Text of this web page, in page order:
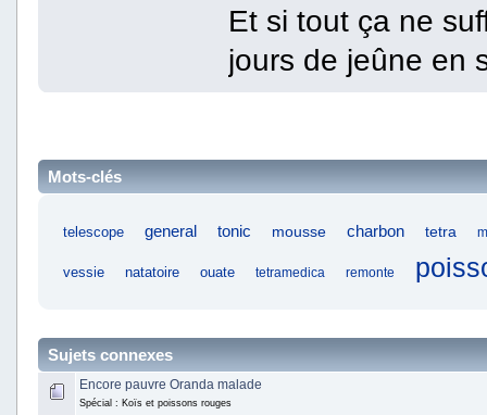
Et si tout ça ne
jours de jeûne en
Mots-clés
telescope general tonic mousse charbon tetra
vessie natatoire ouate tetramedica remonte
Sujets connexes
Encore pauvre Oranda malade
Spécial : Koïs et poissons rouges